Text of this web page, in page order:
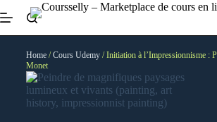
Home/Cours Udemy/ Initiation à l’Impressionnisme :
Monet